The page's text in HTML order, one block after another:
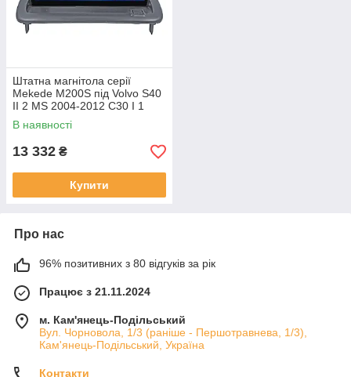
Штатна магнітола серії
Mekede M200S під Volvo S40
II 2 MS 2004-2012 C30 I 1
2006-2013 C70 II 2 2005-2013
(W2)
В наявності
13 332 ₴
Купити
Про нас
96% позитивних з 80 відгуків за рік
Працює з 21.11.2024
м. Кам'янець-Подільський
Вул. Чорновола, 1/3 (раніше - Першотравнева, 1/3),
Кам'янець-Подільський, Україна
Контакти